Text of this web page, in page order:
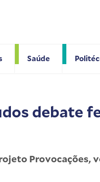
Saúde
debate
Provocações,